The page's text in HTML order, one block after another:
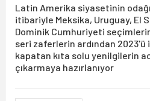
Latin Amerika siyasetinin
itibariyle Meksika, Uruguay, El
Dominik Cumhuriyeti
seri zaferlerin ardından 2023'ü
kapatan kıta solu yenilgilerin
çıkarmaya hazırlanıyor